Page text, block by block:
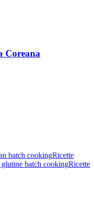
Coreana
batch cookingRicette
glutine batch cookingRicette